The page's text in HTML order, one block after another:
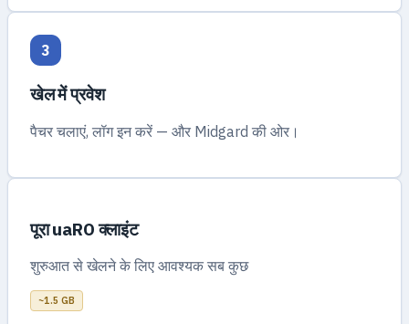
3
खेल में प्रवेश
पैचर चलाएं, लॉग इन करें — और Midgard की ओर।
पूरा uaRO क्लाइंट
शुरुआत से खेलने के लिए आवश्यक सब कुछ
~1.5 GB